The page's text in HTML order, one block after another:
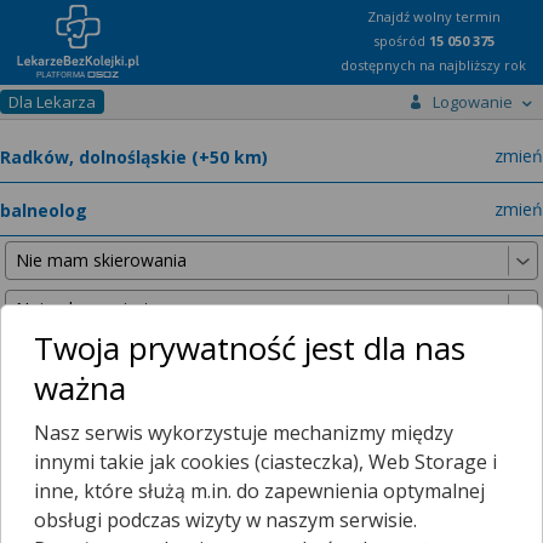
Znajdź wolny termin
spośród 15 050 375
dostępnych na najbliższy rok
Dla Lekarza Logowanie
zmień
zmień
Nie znaleźliśmy żadnych lekarzy w promieniu25 km , dlatego
zwiększyliśmy promień wyszukiwania do
50 km
Twoja prywatność jest dla nas
ważna
Nasz serwis wykorzystuje mechanizmy między
innymi takie jak cookies (ciasteczka), Web Storage i
inne, które służą m.in. do zapewnienia optymalnej
obsługi podczas wizyty w naszym serwisie.